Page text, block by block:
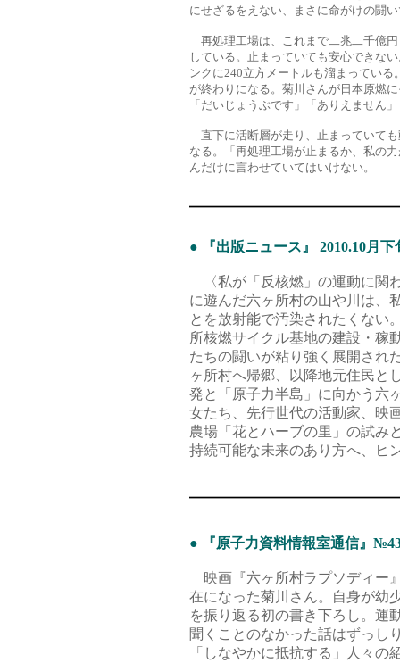
にせざるをえない、まさに命がけの闘
再処理工場は、これまで二兆二千億
している。止まっていても安心できな
ンクに240立方メートルも溜まってい
が終わりになる。菊川さんが日本原燃
「だいじょうぶです」「ありえません
直下に活断層が走り、止まっていて
なる。「再処理工場が止まるか、私の
んだけに言わせていてはいけない。
● 『出版ニュース』 2010.10月下
〈私が「反核燃」の運動に関
に遊んだ六ヶ所村の山や川は、
とを放射能で汚染されたくない
所核燃サイクル基地の建設・稼
たちの闘いが粘り強く展開され
ヶ所村へ帰郷、以降地元住民と
発と「原子力半島」に向かう六
女たち、先行世代の活動家、映
農場「花とハーブの里」の試み
持続可能な未来のあり方へ、ヒ
● 『原子力資料情報室通信』
映画『六ヶ所村ラプソディー
在になった菊川さん。自身が幼
を振り返る初の書き下ろし。運
聞くことのなかった話はずっし
「しなやかに抵抗する」人々